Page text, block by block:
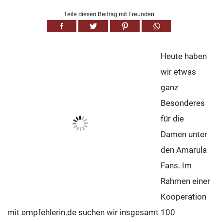
Teile diesen Beitrag mit Freunden
Heute haben
wir etwas
ganz
Besonderes
für die
Damen unter
den Amarula
Fans. Im
Rahmen einer
Kooperation
mit empfehlerin.de suchen wir insgesamt 100